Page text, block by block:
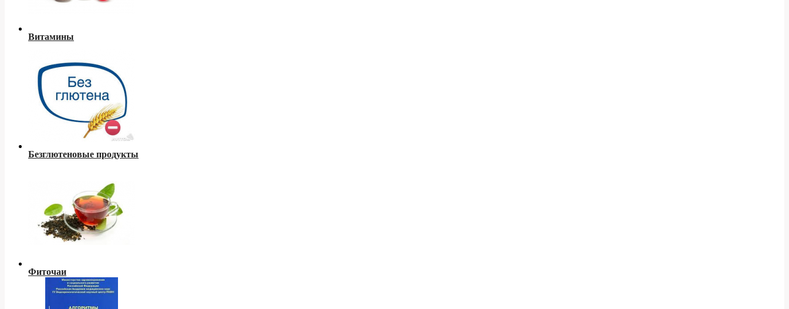
Витамины
Безглютеновые продукты
Фиточаи